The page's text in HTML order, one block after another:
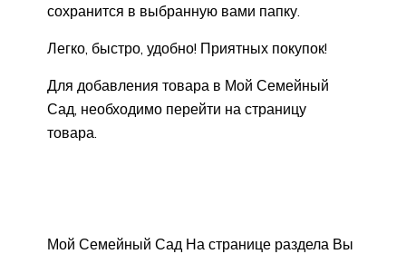
сохранится в выбранную вами папку.
Легко, быстро, удобно! Приятных покупок!
Для добавления товара в Мой Семейный
Сад, необходимо перейти на страницу
товара.
Мой Семейный Сад На странице раздела Вы